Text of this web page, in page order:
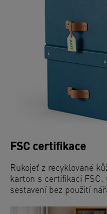
FSC certifikace
Rukojeť z recyklované
karton s certifikací FSC.
sestavení bez použití